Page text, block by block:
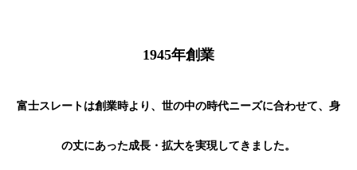
1945年創業
富士スレートは創業時より、世の中の時代ニーズに合わせて、身
の丈にあった成長・拡大を実現してきました。